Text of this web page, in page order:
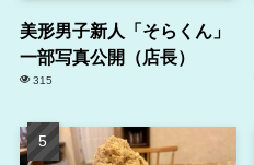
美形男子新人「そらくん」
一部写真公開（店長）
315